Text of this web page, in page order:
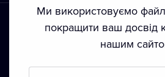
Положення й умови •
Ми використовуємо
покращити ваш досвід
нашим